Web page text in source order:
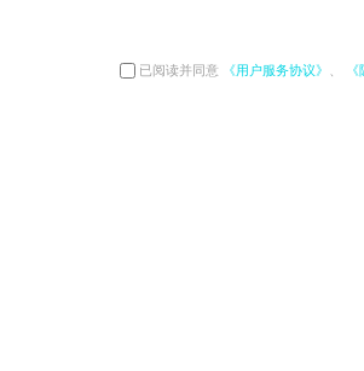
已阅读并同意 《用户服务协议》